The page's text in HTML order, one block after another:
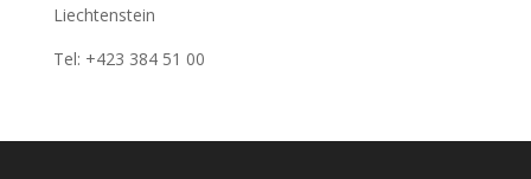
Liechtenstein
Tel: +423 384 51 00